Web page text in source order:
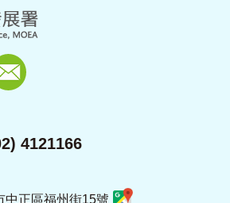
4121166
中正區福州街15號